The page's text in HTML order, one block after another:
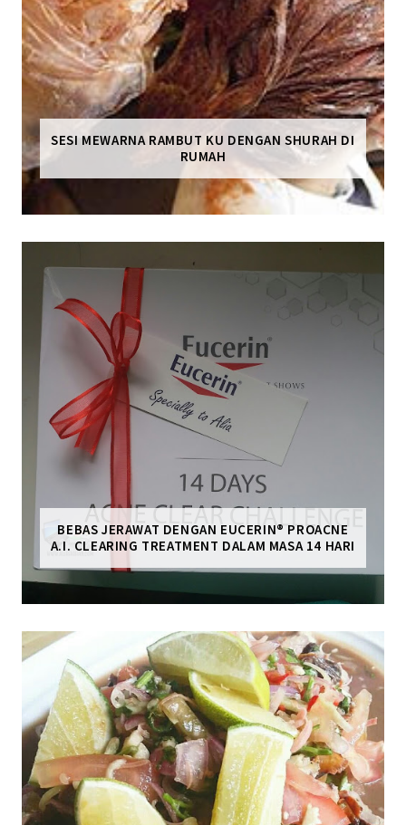
SESI MEWARNA RAMBUT KU DENGAN SHURAH DI
RUMAH
BEBAS JERAWAT DENGAN EUCERIN® PROACNE
A.I. CLEARING TREATMENT DALAM MASA 14 HARI